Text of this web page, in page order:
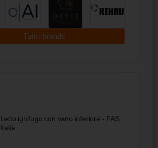
Tutti i brands
Letto ignifugo con vano inferiore - FAS
Italia